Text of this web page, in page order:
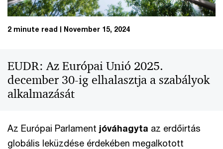
2 minute read November 15, 2024
EUDR: Az Európai Unió 2025.
december 30-ig elhalasztja a szabályok
alkalmazását
Az Európai Parlament jóváhagyta az erdőirtás
globális leküzdése érdekében megalkotott